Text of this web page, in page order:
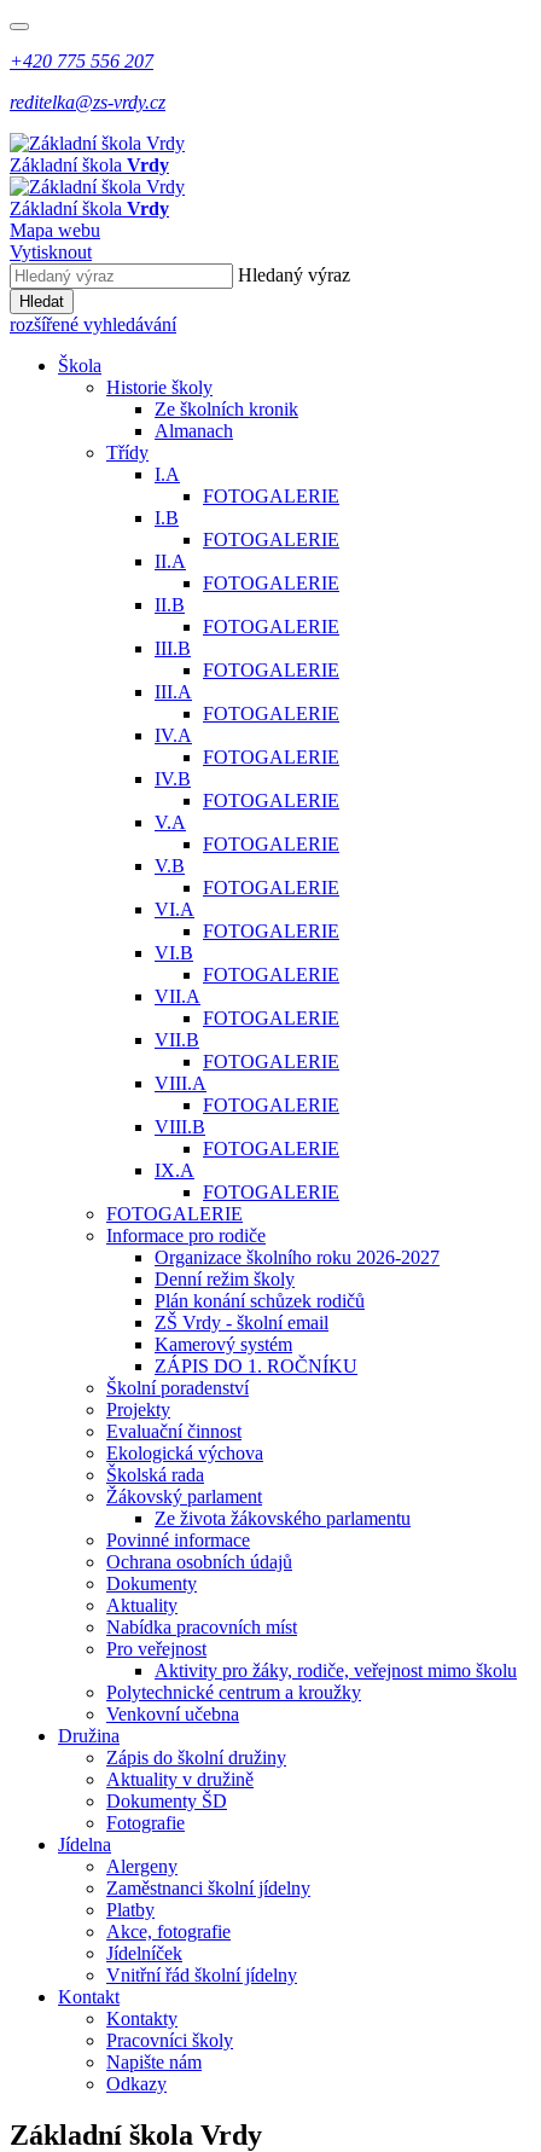
+420 775 556 207
reditelka@zs-vrdy.cz
Základní škola Vrdy
Základní škola Vrdy
Mapa webu
Vytisknout
Hledaný výraz
Hledat
rozšířené vyhledávání
Škola
Historie školy
Ze školních kronik
Almanach
Třídy
I.A
FOTOGALERIE
I.B
FOTOGALERIE
II.A
FOTOGALERIE
II.B
FOTOGALERIE
III.B
FOTOGALERIE
III.A
FOTOGALERIE
IV.A
FOTOGALERIE
IV.B
FOTOGALERIE
V.A
FOTOGALERIE
V.B
FOTOGALERIE
VI.A
FOTOGALERIE
VI.B
FOTOGALERIE
VII.A
FOTOGALERIE
VII.B
FOTOGALERIE
VIII.A
FOTOGALERIE
VIII.B
FOTOGALERIE
IX.A
FOTOGALERIE
FOTOGALERIE
Informace pro rodiče
Organizace školního roku 2026-2027
Denní režim školy
Plán konání schůzek rodičů
ZŠ Vrdy - školní email
Kamerový systém
ZÁPIS DO 1. ROČNÍKU
Školní poradenství
Projekty
Evaluační činnost
Ekologická výchova
Školská rada
Žákovský parlament
Ze života žákovského parlamentu
Povinné informace
Ochrana osobních údajů
Dokumenty
Aktuality
Nabídka pracovních míst
Pro veřejnost
Aktivity pro žáky, rodiče, veřejnost mimo školu
Polytechnické centrum a kroužky
Venkovní učebna
Družina
Zápis do školní družiny
Aktuality v družině
Dokumenty ŠD
Fotografie
Jídelna
Alergeny
Zaměstnanci školní jídelny
Platby
Akce, fotografie
Jídelníček
Vnitřní řád školní jídelny
Kontakt
Kontakty
Pracovníci školy
Napište nám
Odkazy
Základní škola Vrdy